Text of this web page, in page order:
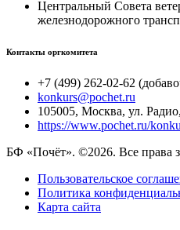
Центральный Совета
железнодорожного
Контакты оргкомитета
+7 (499) 262-02-62
konkurs@pochet.ru
105005, Москва, ул.
https://www.pochet.ru/
БФ «Почёт». ©2026. Все права
Пользовательское
Политика
Карта сайта